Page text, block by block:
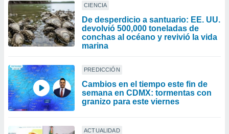
CIENCIA
De desperdicio a santuario: EE. UU.
devolvió 500,000 toneladas de
conchas al océano y revivió la vida
marina
PREDICCIÓN
Cambios en el tiempo este fin de
semana en CDMX: tormentas con
granizo para este viernes
ACTUALIDAD